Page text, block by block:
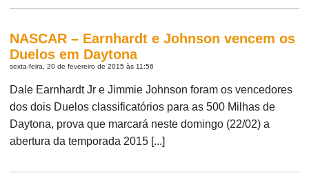
NASCAR – Earnhardt e Johnson vencem os
Duelos em Daytona
sexta-feira, 20 de fevereiro de 2015 às 11:56
Dale Earnhardt Jr e Jimmie Johnson foram os vencedores
dos dois Duelos classificatórios para as 500 Milhas de
Daytona, prova que marcará neste domingo (22/02) a
abertura da temporada 2015 [...]